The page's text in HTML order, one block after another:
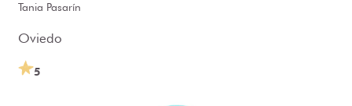
Tania Pasarín
Oviedo
5